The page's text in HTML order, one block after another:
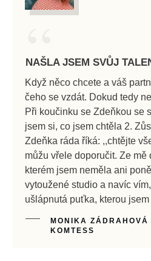
“
NAŠLA JSEM SVŮJ
Když něco chcete a váš
čeho se vzdát. Dokud tedy
Při koučinku se Zdeňkou se
jsem si, co jsem chtěla 2.
Zdeňka ráda říká: ,,chtějte
můžu vřele doporučit. Ze
kterém jsem neměla ani
vytoužené studio a navíc
ušlápnutá puťka, kterou
MONIKA
KOMTESS